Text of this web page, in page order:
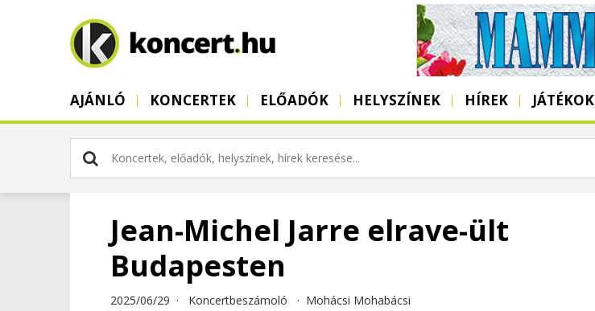
AJÁNLÓ KONCERTEK ELŐADÓK HELYSZÍNEK HÍREK JÁTÉKOK
Jean-Michel Jarre elrave-ült
Budapesten
2025/06/29 · Koncertbeszámoló · Mohácsi Mohabácsi